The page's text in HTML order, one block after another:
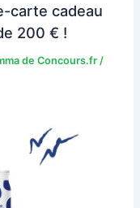
carte cadeau
200 € !
de Concours.fr /